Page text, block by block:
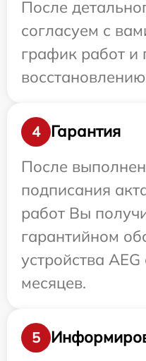
После
согласуем с
график работ и
4
Гарантия
После
подписания
работ Вы
гарантийном
устройства
месяцев.
5